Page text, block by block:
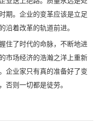
期。企业的变革应该是立足
沿着改革的轨道前进。
了时代的命脉，不断地进
市场经济的浩瀚之洋上重新
企业家只有真的准备好了变
否则一切都是徒劳。